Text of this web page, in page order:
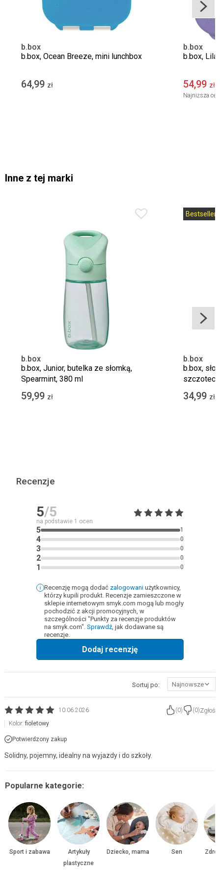
b.box
b.box, Ocean Breeze, mini lunchbox
64,99 zł
b.box
b.box,
54,99 zł
Najniższa
Inne z tej marki
b.box
b.box, Junior, butelka ze słomką,
Spearmint, 380 ml
59,99 zł
Bestseller
b.box
b.box,
34,99 zł
Recenzje
5/5
na podstawie 1 ocen
5 1
4 0
3 0
2 0
1 0
Recenzję mogą dodać zalogowani użytkownicy,
którzy kupili produkt. Recenzje zamieszczone w
sklepie internetowym smyk.com mogą lub mogły
pochodzić z akcji promocyjnych, w
szczególności "Punkty za recenzje produktów
na smyk.com". Sprawdź, jak dodawane są
recenzje.
Dodaj recenzję
Sortuj po: Najnowsze
10.06.2026 (0) (0)Zgłoś
Kolor: fioletowy
Potwierdzony zakup
Solidny, pojemny, idealny na wyjazdy i do szkoły.
Popularne kategorie:
Sport i zabawa
Artykuły
plastyczne
Dziecko, mama Sen